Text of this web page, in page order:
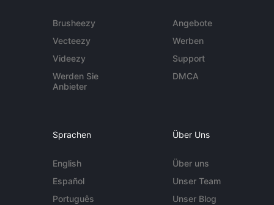
Brusheezy
Vecteezy
Videezy
Werden Sie
Anbieter
Angebote
Werben
Support
DMCA
Sprachen
English
Español
Português
Über Uns
Über uns
Unser Team
Unser Blog